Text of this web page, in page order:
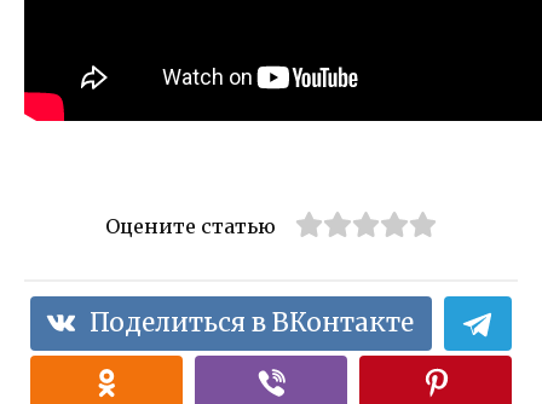
Оцените статью
Поделиться в ВКонтакте